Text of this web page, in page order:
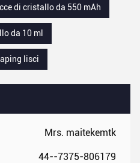
Mrs. maitekemtk
44--7375-806179
di cristallo da 550 mAh
da 10 ml
lisci